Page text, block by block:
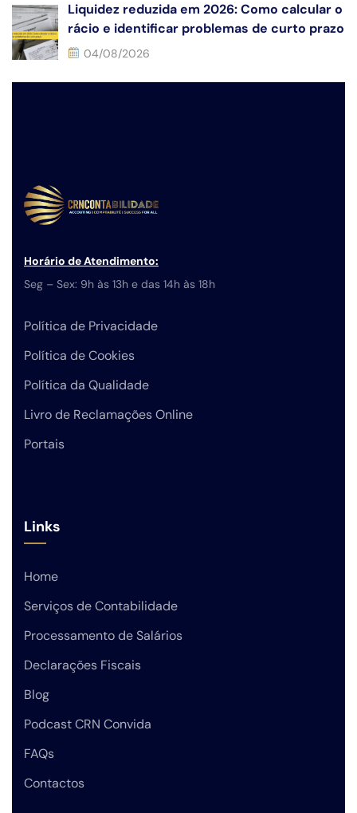
Liquidez reduzida em 2026: Como calcular o
rácio e identificar problemas de curto prazo
04/08/2026
Horário de Atendimento:
Seg – Sex: 9h às 13h e das 14h às 18h
Política de Privacidade
Política de Cookies
Política da Qualidade
Livro de Reclamações Online
Portais
Links
Home
Serviços de Contabilidade
Processamento de Salários
Declarações Fiscais
Blog
Podcast CRN Convida
FAQs
Contactos